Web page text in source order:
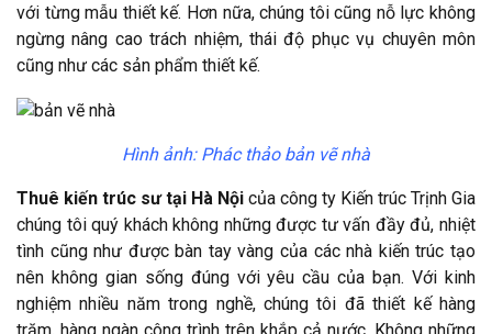
với từng mẫu thiết kế. Hơn nữa, chúng tôi cũng nỗ lực không
ngừng nâng cao trách nhiệm, thái độ phục vụ chuyên môn
cũng như các sản phẩm thiết kế.
Hình ảnh: Phác thảo bản vẽ nhà
Thuê kiến trúc sư tại Hà Nội của công ty Kiến trúc Trịnh Gia
chúng tôi quý khách không những được tư vấn đầy đủ, nhiệt
tình cũng như được bàn tay vàng của các nhà kiến trúc tạo
nên không gian sống đúng với yêu cầu của bạn. Với kinh
nghiệm nhiều năm trong nghề, chúng tôi đã thiết kế hàng